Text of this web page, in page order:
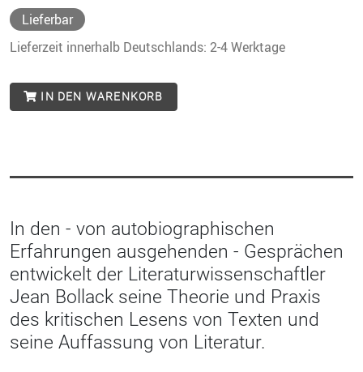
Lieferbar
Lieferzeit innerhalb Deutschlands: 2-4 Werktage
IN DEN WARENKORB
In den - von autobiographischen
Erfahrungen ausgehenden - Gesprächen
entwickelt der Literaturwissenschaftler
Jean Bollack seine Theorie und Praxis
des kritischen Lesens von Texten und
seine Auffassung von Literatur.